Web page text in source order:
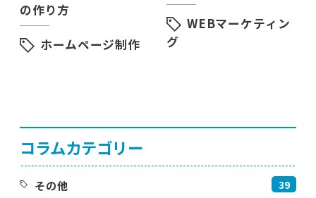
の作り方
ホームページ制作
WEBマーケティン
グ
コラムカテゴリー
その他 39